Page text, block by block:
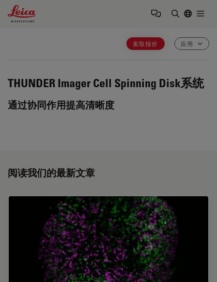
Leica Microsystems Logo
索取报价 应用
THUNDER Imager Cell Spinning Disk系统
通过协同作用提高清晰度
阅读我们的最新文章